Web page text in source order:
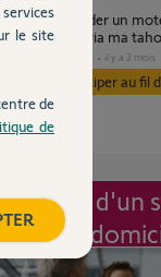
europro700 via ma
DOMOTIQUE il y a 2 mois
Participer au fil
d'un
à mon
le site
de
de